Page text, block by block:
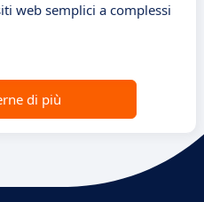
web semplici a complessi
di più